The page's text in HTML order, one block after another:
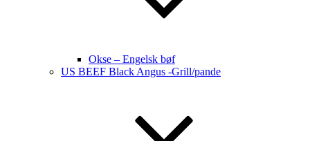
Okse – Engelsk bøf
US BEEF Black Angus -Grill/pande